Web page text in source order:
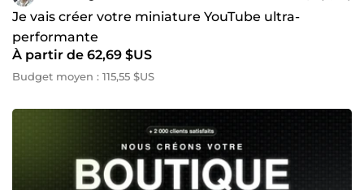
Je vais créer votre miniature YouTube ultra-
performante
À partir de 62,69 $US
Budget moyen : 115,55 $US